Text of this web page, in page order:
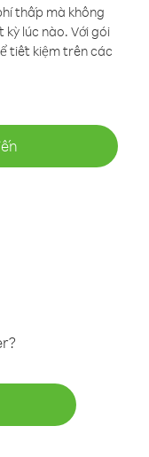
thấp mà không
lúc nào. Với gói
tiết kiệm trên các